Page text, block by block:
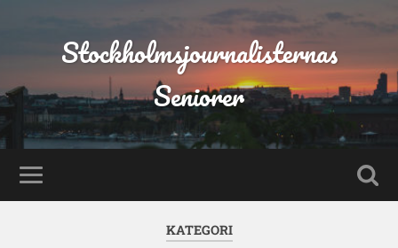
Stockholmsjournalisternas
Seniorer
KATEGORI